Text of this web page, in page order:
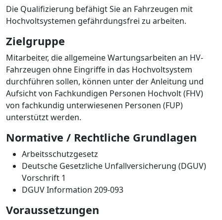
Die Qualifizierung befähigt Sie an Fahrzeugen mit
Hochvoltsystemen gefährdungsfrei zu arbeiten.
Zielgruppe
Mitarbeiter, die allgemeine Wartungsarbeiten an HV-
Fahrzeugen ohne Eingriffe in das Hochvoltsystem
durchführen sollen, können unter der Anleitung und
Aufsicht von Fachkundigen Personen Hochvolt (FHV)
von fachkundig unterwiesenen Personen (FUP)
unterstützt werden.
Normative / Rechtliche Grundlagen
Arbeitsschutzgesetz
Deutsche Gesetzliche Unfallversicherung (DGUV)
Vorschrift 1
DGUV Information 209-093
Voraussetzungen